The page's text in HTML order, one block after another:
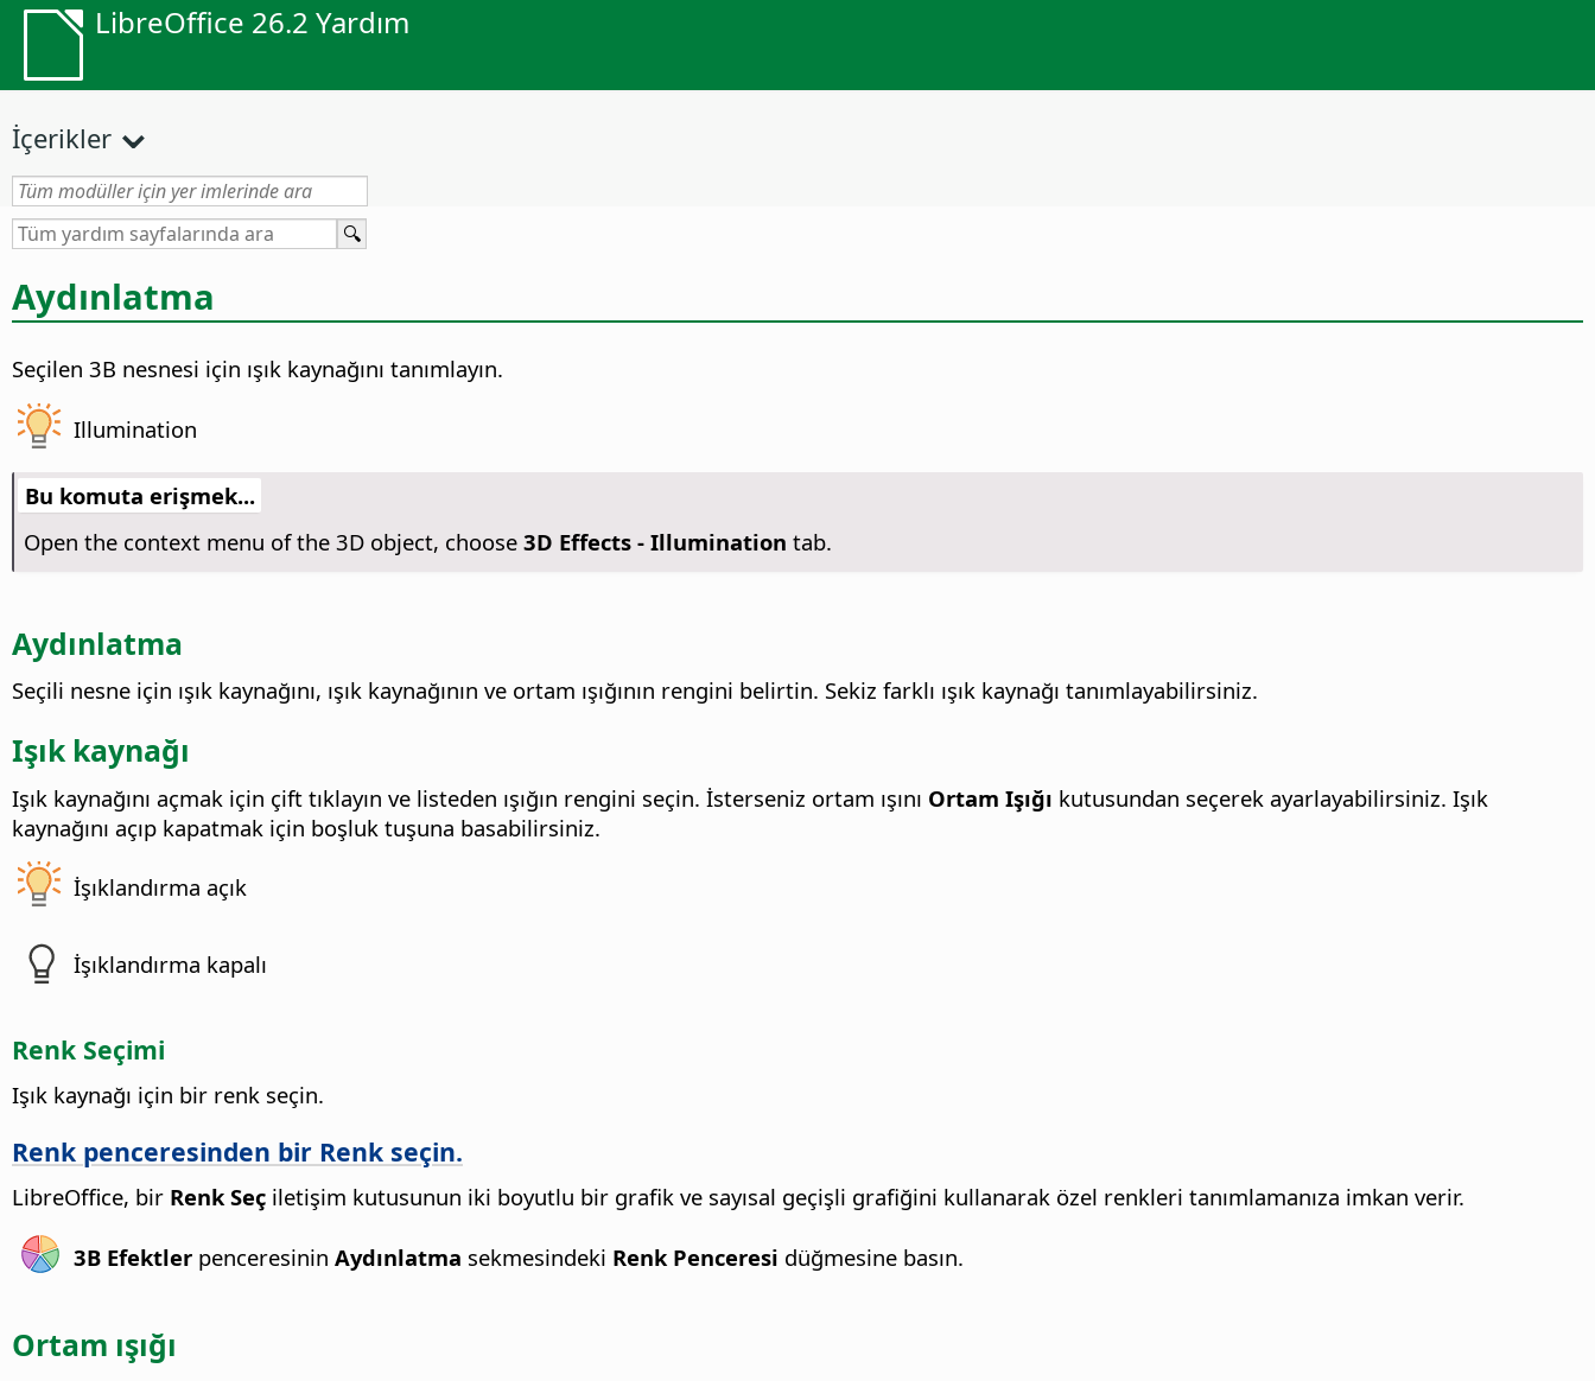
LibreOffice 26.2 Yardım
İçerikler
Aydınlatma
Seçilen 3B nesnesi için ışık kaynağını tanımlayın.
Illumination
Bu komuta erişmek...
Open the context menu of the 3D object, choose 3D Effects - Illumination tab.
Aydınlatma
Seçili nesne için ışık kaynağını, ışık kaynağının ve ortam ışığının rengini belirtin. Sekiz farklı ışık kaynağı tanımlayabilirsiniz.
Işık kaynağı
Işık kaynağını açmak için çift tıklayın ve listeden ışığın rengini seçin. İsterseniz ortam ışını Ortam Işığı kutusundan seçerek ayarlayabilirsiniz. Işık
kaynağını açıp kapatmak için boşluk tuşuna basabilirsiniz.
İşıklandırma açık
İşıklandırma kapalı
Renk Seçimi
Işık kaynağı için bir renk seçin.
Renk penceresinden bir Renk seçin.
LibreOffice, bir Renk Seç iletişim kutusunun iki boyutlu bir grafik ve sayısal geçişli grafiğini kullanarak özel renkleri tanımlamanıza imkan verir.
3B Efektler penceresininAydınlatma sekmesindeki Renk Penceresi düğmesine basın.
Ortam ışığı